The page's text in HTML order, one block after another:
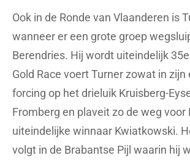
Ook in de Ronde van Vlaanderen is
wanneer er een grote groep
Berendries. Hij wordt uiteindelijk
Gold Race voert Turner zowat in zijn
forcing op het drieluik Kruisberg-
Fromberg en plaveit zo de weg voor
uiteindelijke winnaar Kwiatkowski.
volgt in de Brabantse Pijl waarin hij